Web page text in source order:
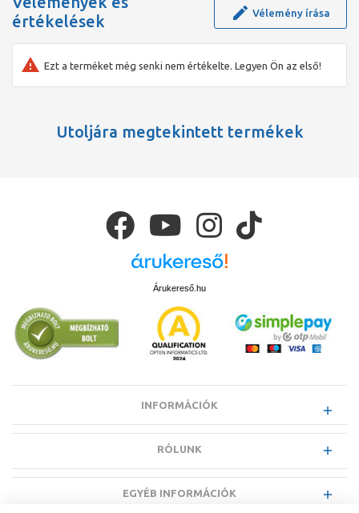
értékelések
Vélemény írása
Ezt a terméket még senki nem értékelte. Legyen Ön az első!
Utoljára megtekintett termékek
Árukereső.hu
INFORMÁCIÓK
RÓLUNK
EGYÉB INFORMÁCIÓK